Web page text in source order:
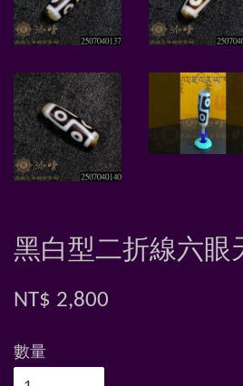
黑白型二折線六眼
NT$ 2,800
數量